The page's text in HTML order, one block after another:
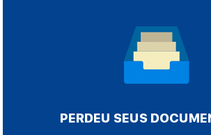
PERDEU SEUS